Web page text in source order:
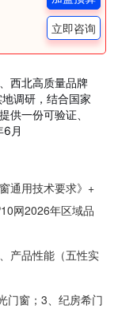
立即咨询
西北高质量品牌
调研，结合国家
供一份可验证、
6月
通用技术要求》+
网2026年区域品
产品性能（五性实
门窗；3、纪房希门